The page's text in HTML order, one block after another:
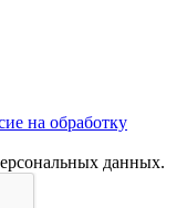
на обработку
данных.